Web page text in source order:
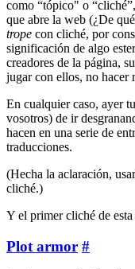
como “tópico" o
que abre la web (¿De
trope con cliché, por
significación de algo
creadores de la página,
jugar con ellos, no hacer
En cualquier caso, ayer
vosotros) de ir
hacen en una serie de
traducciones.
(Hecha la aclaración,
cliché.)
Y el primer cliché de
Plot armor #